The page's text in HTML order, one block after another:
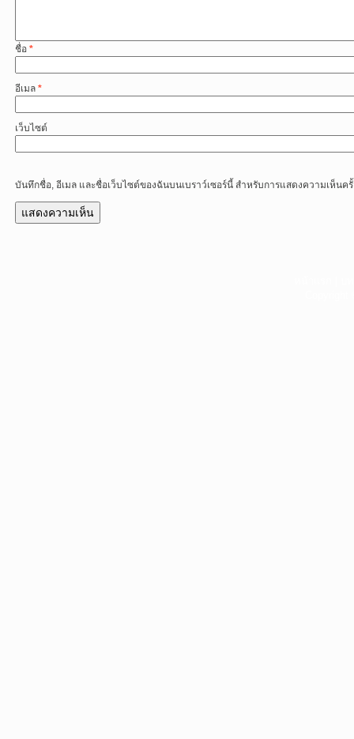
ชื่อ *
อีเมล *
เว็บไซต์
บันทึกชื่อ, อีเมล และชื่อเว็บไซต์ของฉันบนเบราว์เซอร์นี้ สำหรับการแสดงความเห็นค